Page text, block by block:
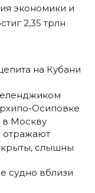
экономики и
2,35 трлн
на Кубани
Осиповке
в Москву
отражают
слышны
судно вблизи